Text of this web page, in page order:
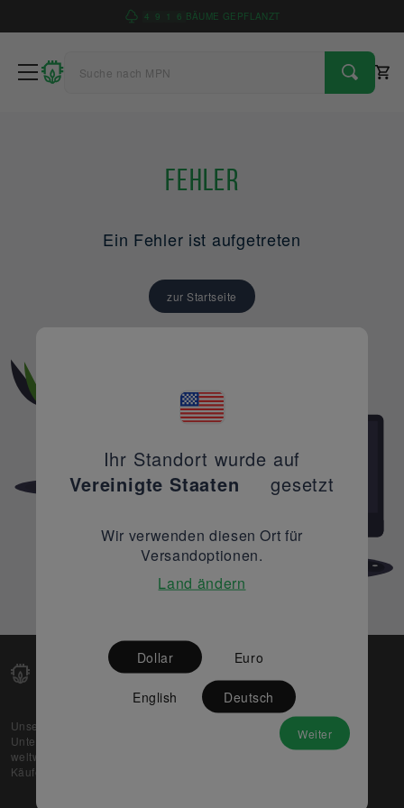
4 9 1 6 BÄUME GEPFLANZT
Fehler
Ein Fehler ist aufgetreten
zur Startseite
Unsere Web-Plattform unterstützt OEM- und EMS-
Unternehmen dabei, ihre überschüssigen Lagerbestände
weltweit zu verkaufen und gleichzeitig den potenziellen
Käufern beste Preise und Qualität zu bieten.
Partner
Ihr Standort wurde auf
Vereinigte Staaten
gesetzt
Wir verwenden diesen Ort für
Versandoptionen.
Land ändern
Dollar Euro
English Deutsch
Weiter